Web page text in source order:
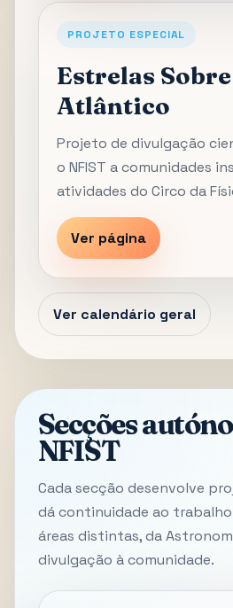
PROJETO ESPECIAL
Estrelas
Atlântico
Projeto de divulgação
o NFIST a comunidades
atividades do Circo da
Ver página
Ver calendário geral
Secções
NFIST
Cada secção desenvolve
dá continuidade ao
áreas distintas, da
divulgação à comunidade.